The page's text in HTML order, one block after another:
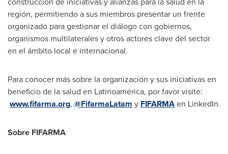
región, permitiendo a sus miembros presentar un frente
organizado para gestionar el diálogo con gobiernos,
organismos multilaterales y otros actores clave del sector
en el ámbito local e internacional.
Para conocer más sobre la organización y sus iniciativas en
beneficio de la salud en Latinoamérica, por favor visite:
www.fifarma.org, @FifarmaLatam y FIFARMAen LinkedIn.
Sobre FIFARMA